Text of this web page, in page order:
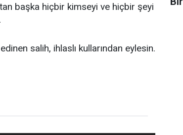
başka hiçbir kimseyi ve hiçbir şeyi
salih, ihlaslı kullarından eylesin.